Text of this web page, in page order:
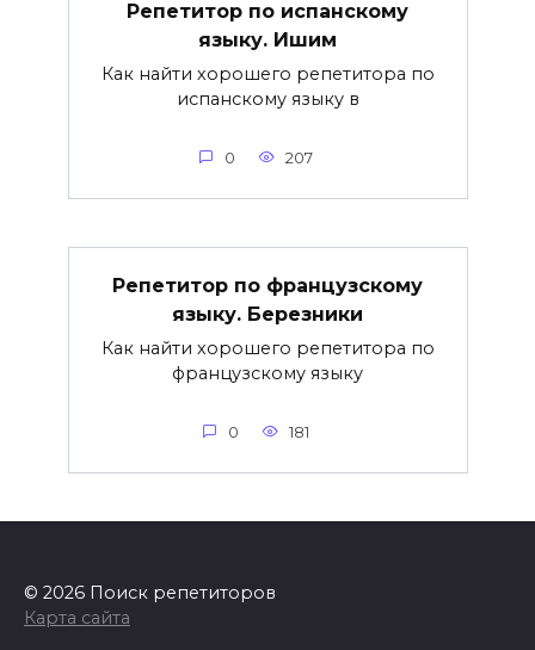
Репетитор по испанскому
языку. Ишим
Как найти хорошего репетитора по
испанскому языку в
0 207
Репетитор по французскому
языку. Березники
Как найти хорошего репетитора по
французскому языку
0 181
© 2026 Поиск репетиторов
Карта сайта